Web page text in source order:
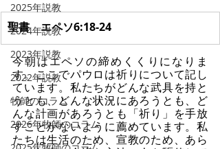
2025年説教
2024年説教
2023年説教
2022年説教
牧師のコラム
2026年牧師のコラム
聖書　エペソ6:18-24
今朝はエペソの締めくくりになりま
す。ここでパウロは祈りについて記し
ています。私たちがどんな武具を持と
うとも、どんな状況にあろうとも、ど
んな計画があろうとも「祈り」を手放
すことがないように薦めています。私
たちは生活のため、宣教のため、あら